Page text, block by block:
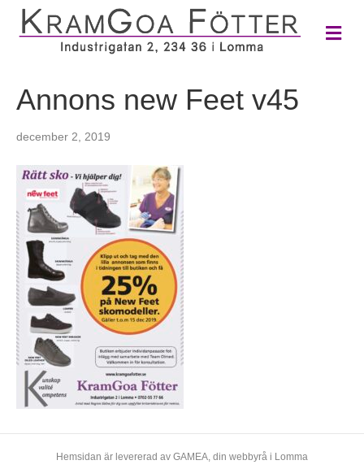
M
e
Annons new Feet v45
december 2, 2019
Hemsidan är levererad av GAMEA, din webbyrå i Lomma